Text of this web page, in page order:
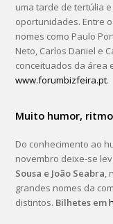
uma tarde de tertúlia
oportunidades. Entre
nomes como Paulo
Neto, Carlos Daniel e
conceituados da área
www.forumbizfeira.pt.
Muito humor,
Do conhecimento ao
novembro deixe-se
Sousa e João Seabra,
grandes nomes da
distintos. Bilhetes em